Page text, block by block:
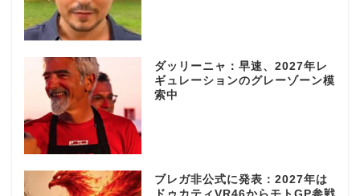
ダッリーニャ：早速、2027年レ
ギュレーションのグレーゾーン模
索中
ブレガ非公式に発表：2027年は